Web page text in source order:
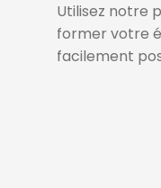
Utilisez notre
former votre
facilement